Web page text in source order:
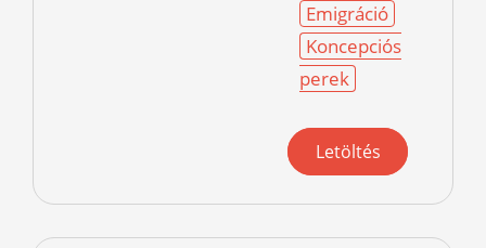
Emigráció
Koncepciós
perek
Letöltés